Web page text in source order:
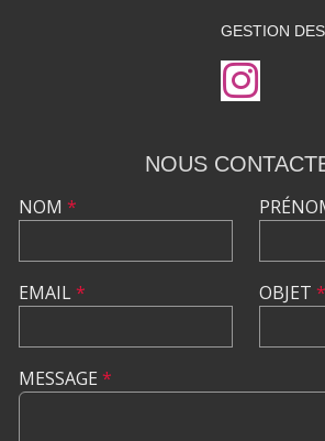
GESTION
NOUS
NOM *
EMAIL* OBJET *
MESSAGE *